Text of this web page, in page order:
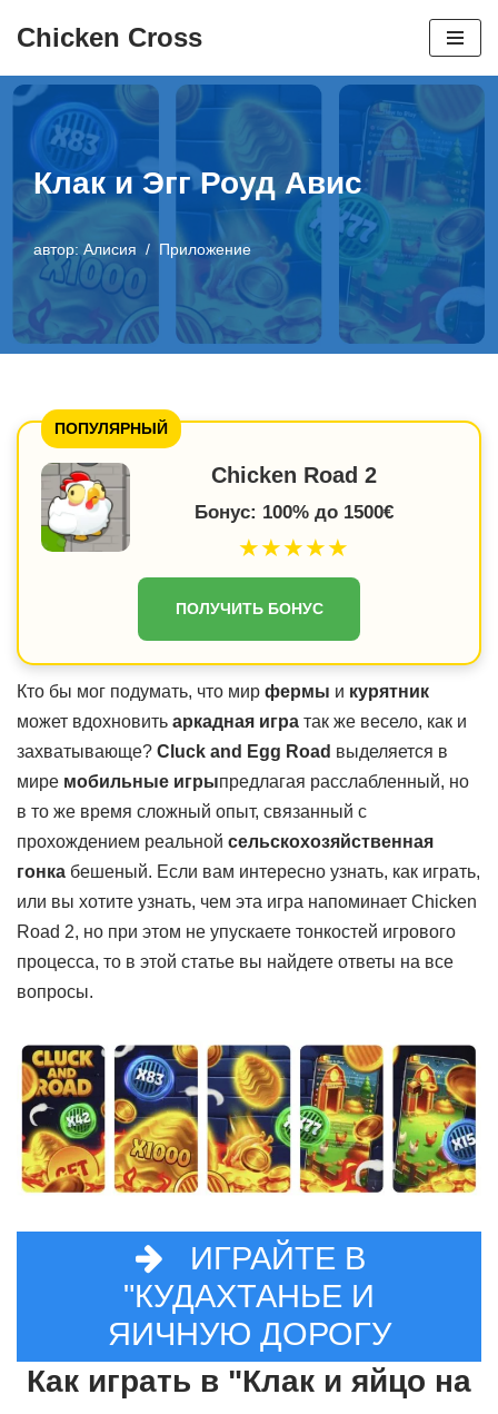
к
содержанию
Chicken Cross
Клак и Эгг Роуд Авис
автор: Алисия Приложение
ПОПУЛЯРНЫЙ
Chicken Road 2
Бонус: 100% до 1500€
★★★★★
ПОЛУЧИТЬ БОНУС
Кто бы мог подумать, что мир фермы и курятник
может вдохновить аркадная игра так же весело, как и
захватывающе? Cluck and Egg Road выделяется в
мире мобильные игрыпредлагая расслабленный, но
в то же время сложный опыт, связанный с
прохождением реальной сельскохозяйственная
гонка бешеный. Если вам интересно узнать, как играть,
или вы хотите узнать, чем эта игра напоминает Chicken
Road 2, но при этом не упускаете тонкостей игрового
процесса, то в этой статье вы найдете ответы на все
вопросы.
ИГРАЙТЕ В
"КУДАХТАНЬЕ И
ЯИЧНУЮ ДОРОГУ
Как играть в "Клак и яйцо на